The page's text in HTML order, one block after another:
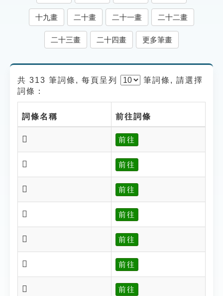
遊戲專區
貓頭鷹博士
十九畫 二十畫 二十一畫 二十二畫
二十三畫 二十四畫 更多筆畫
共 313 筆詞條, 每頁呈列 筆詞條, 請選擇
詞條：
詞條名稱 前往詞條
𥤵 前往
𥤶 前往
𥤷 前往
𥤸 前往
𥤹 前往
𥤺 前往
𥤻 前往